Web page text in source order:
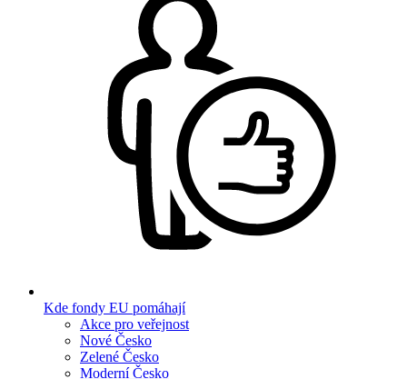
Kde fondy EU pomáhají
Akce pro veřejnost
Nové Česko
Zelené Česko
Moderní Česko